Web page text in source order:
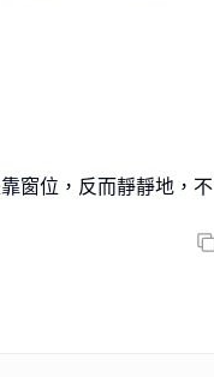
窗位，反而靜靜地，不